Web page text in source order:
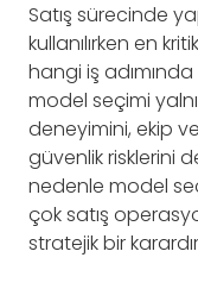
Satış sürecinde
kullanılırken en
hangi iş adımında
model seçimi
deneyimini, ekip
güvenlik risklerini
nedenle model
çok satış
stratejik bir